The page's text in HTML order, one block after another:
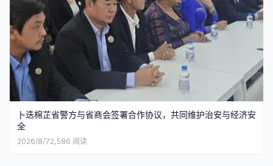
卜迭棉芷省警方与省商会签署合作协议，共同维护治安与经济安
全
2026/8/72,586 阅读